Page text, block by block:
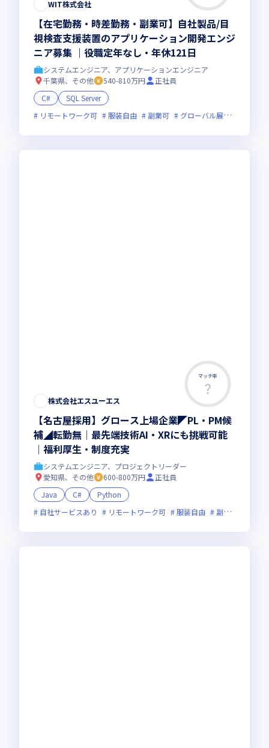
WIT株式会社
【在宅勤務・時差勤務・副業可】自社製品/目
視検査支援装置のアプリケーション開発エンジ
ニア募集 ｜役職定年なし・年休121日
システムエンジニア、アプリケーションエンジニア
千葉県、その他
540-810万円
正社員
C#
SQL Server
リモートワーク可
服装自由 副業可 グローバル展開
マッチ率
株式会社エスユーエス
【名古屋採用】グロース上場企業◤PL・PM候
補◢転勤無│最先端技術AI・XRにも挑戦可能
│福利厚生・制度充実
システムエンジニア、プロジェクトリーダー
愛知県、その他
600-800万円
正社員
Java
C#
Python
自社サービスあり
リモートワーク可 服装自由 副業可